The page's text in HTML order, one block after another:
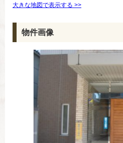
大きな地図で表示する >>
物件画像